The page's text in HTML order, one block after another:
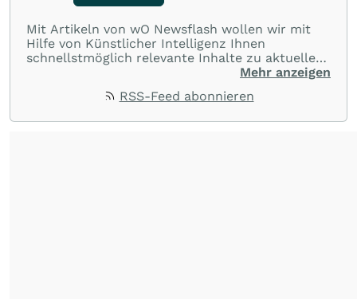
Mit Artikeln von wO Newsflash wollen wir mit
Hilfe von Künstlicher Intelligenz Ihnen
schnellstmöglich relevante Inhalte zu aktuellen
Ereignissen rund um Börse, Finanzmärkte aus
Mehr anzeigen
RSS-Feed abonnieren